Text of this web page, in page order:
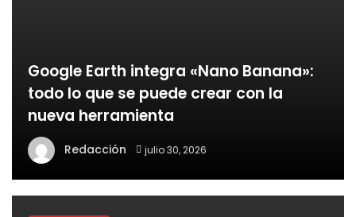
Google Earth integra «Nano Banana»:
todo lo que se puede crear con la
nueva herramienta
Redacción julio 30, 2026